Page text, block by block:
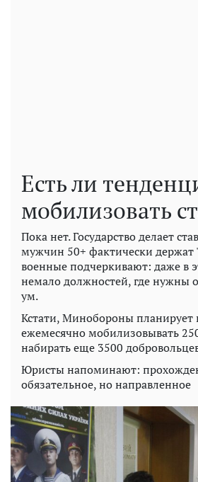
Есть ли
мобилизовать
Пока нет. Государство делает
мужчин 50+ фактически держат
военные подчеркивают: даже в
немало должностей, где нужны
ум.
Кстати, Минобороны
ежемесячно мобилизовывать
набирать еще 3500
Юристы напоминают:
обязательное, но направленное